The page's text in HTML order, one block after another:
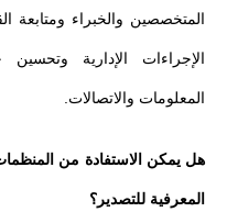
المتخصصين والخبراء ومتابعة
الإجراءات الإدارية وتحسين
المعلومات والاتصالات.
هل يمكن الاستفادة من
المعرفية للتصدير؟